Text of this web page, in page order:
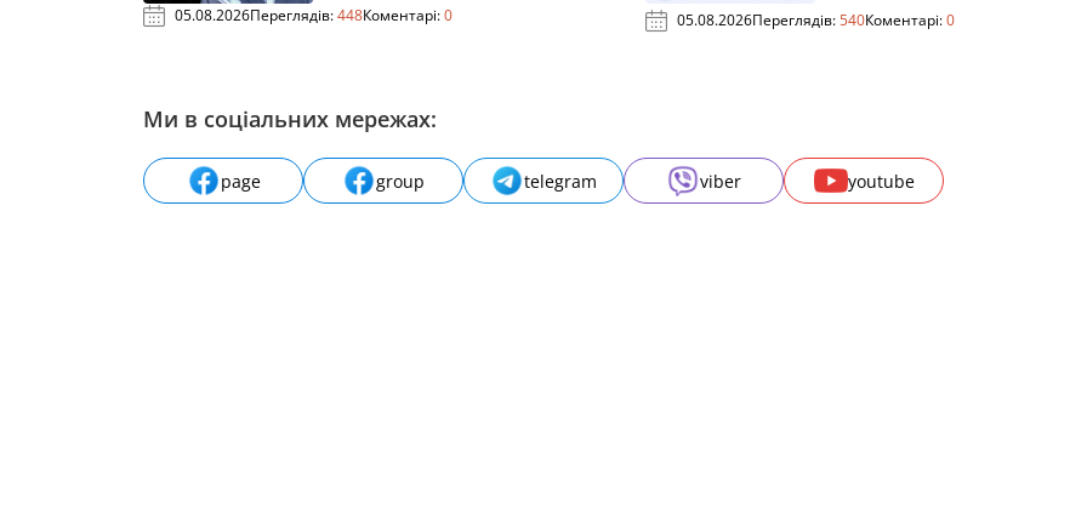
05.08.2026Переглядів:448Коментарі:0
05.08.2026Переглядів:540Коментарі:0
Ми в соціальних мережах:
page group telegram viber youtube